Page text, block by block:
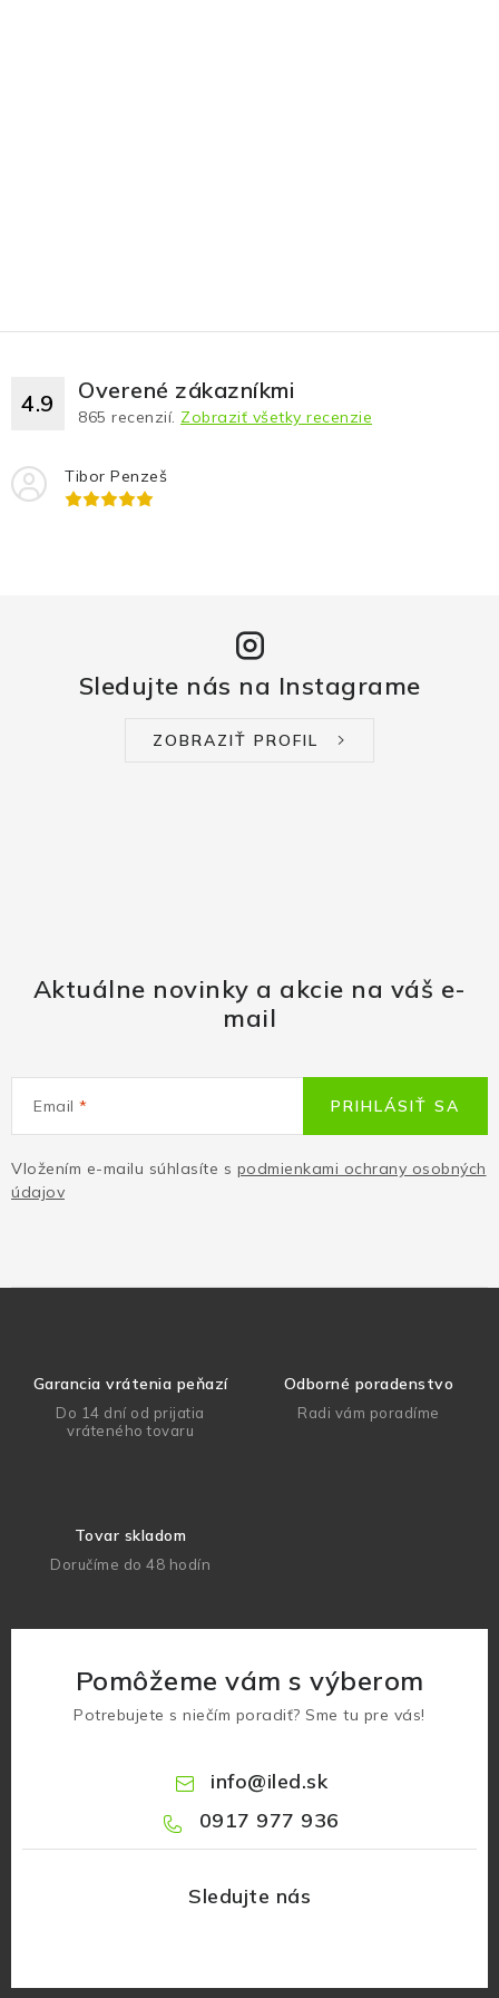
4.9 Overené zákazníkmi
865 recenzií. Zobraziť všetky recenzie
Tibor Penzeš
Sledujte nás na Instagrame
ZOBRAZIŤ PROFIL
Aktuálne novinky a akcie na váš e-
mail
Email
Vložením e-mailu súhlasíte s podmienkami ochrany osobných
údajov
PRIHLÁSIŤ SA
Garancia vrátenia peňazí
Do 14 dní od prijatia
vráteného tovaru
Odborné poradenstvo
Radi vám poradíme
Tovar skladom
Doručíme do 48 hodín
Pomôžeme vám s výberom
Potrebujete s niečím poradiť? Sme tu pre vás!
info@iled.sk
0917 977 936